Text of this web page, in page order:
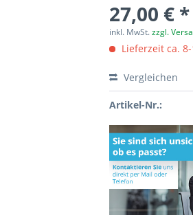
27,00 € *
inkl. MwSt.zzgl.
Lieferzeit ca.
Vergleichen
Artikel-Nr.: